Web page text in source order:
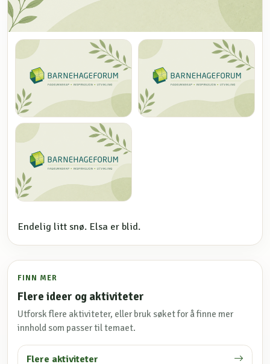
Endelig litt snø. Elsa er blid.
FINN MER
Flere ideer og aktiviteter
Utforsk flere aktiviteter, eller bruk søket for å finne mer
innhold som passer til temaet.
Flere aktiviteter